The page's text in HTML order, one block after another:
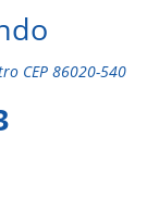
CEP 86020-540